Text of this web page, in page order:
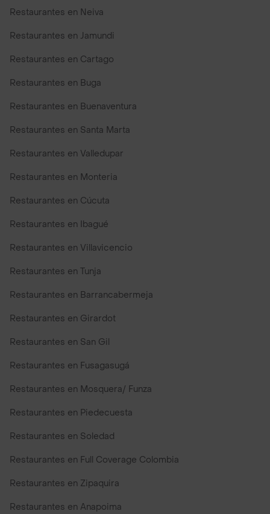
Restaurantes en Neiva
Restaurantes en Jamundi
Restaurantes en Cartago
Restaurantes en Buga
Restaurantes en Buenaventura
Restaurantes en Santa Marta
Restaurantes en Valledupar
Restaurantes en Monteria
Restaurantes en Cúcuta
Restaurantes en Ibagué
Restaurantes en Villavicencio
Restaurantes en Tunja
Restaurantes en Barrancabermeja
Restaurantes en Girardot
Restaurantes en San Gil
Restaurantes en Fusagasugá
Restaurantes en Mosquera/ Funza
Restaurantes en Piedecuesta
Restaurantes en Soledad
Restaurantes en Full Coverage Colombia
Restaurantes en Zipaquira
Restaurantes en Anapoima